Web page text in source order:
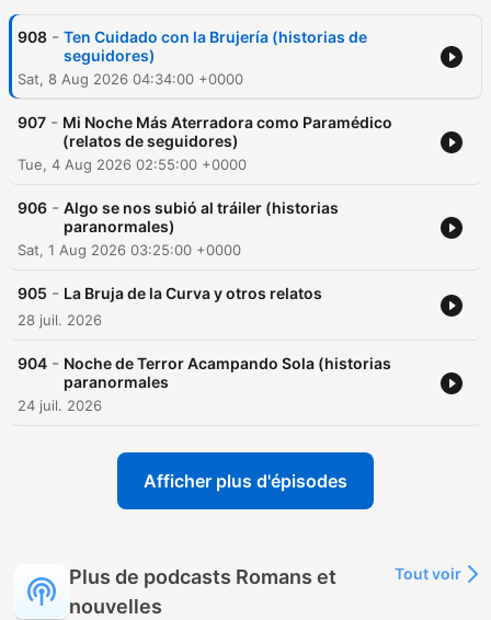
908 - Ten Cuidado con la Brujería (historias de
seguidores)
Sat, 8 Aug 2026 04:34:00 +0000
907 - Mi Noche Más Aterradora como Paramédico
(relatos de seguidores)
Tue, 4 Aug 2026 02:55:00 +0000
906 - Algo se nos subió al tráiler (historias
paranormales)
Sat, 1 Aug 2026 03:25:00 +0000
905 - La Bruja de la Curva y otros relatos
28 juil. 2026
904 - Noche de Terror Acampando Sola (historias
paranormales
24 juil. 2026
Afficher plus d'épisodes
Plus de podcasts Romans et
nouvelles
Tout voir